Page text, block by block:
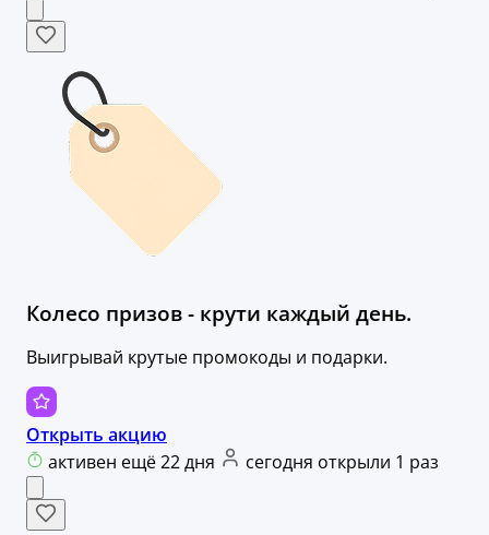
Колесо призов - крути каждый день.
Выигрывай крутые промокоды и подарки.
Открыть акцию
активен ещё 22 дня
сегодня открыли 1 раз